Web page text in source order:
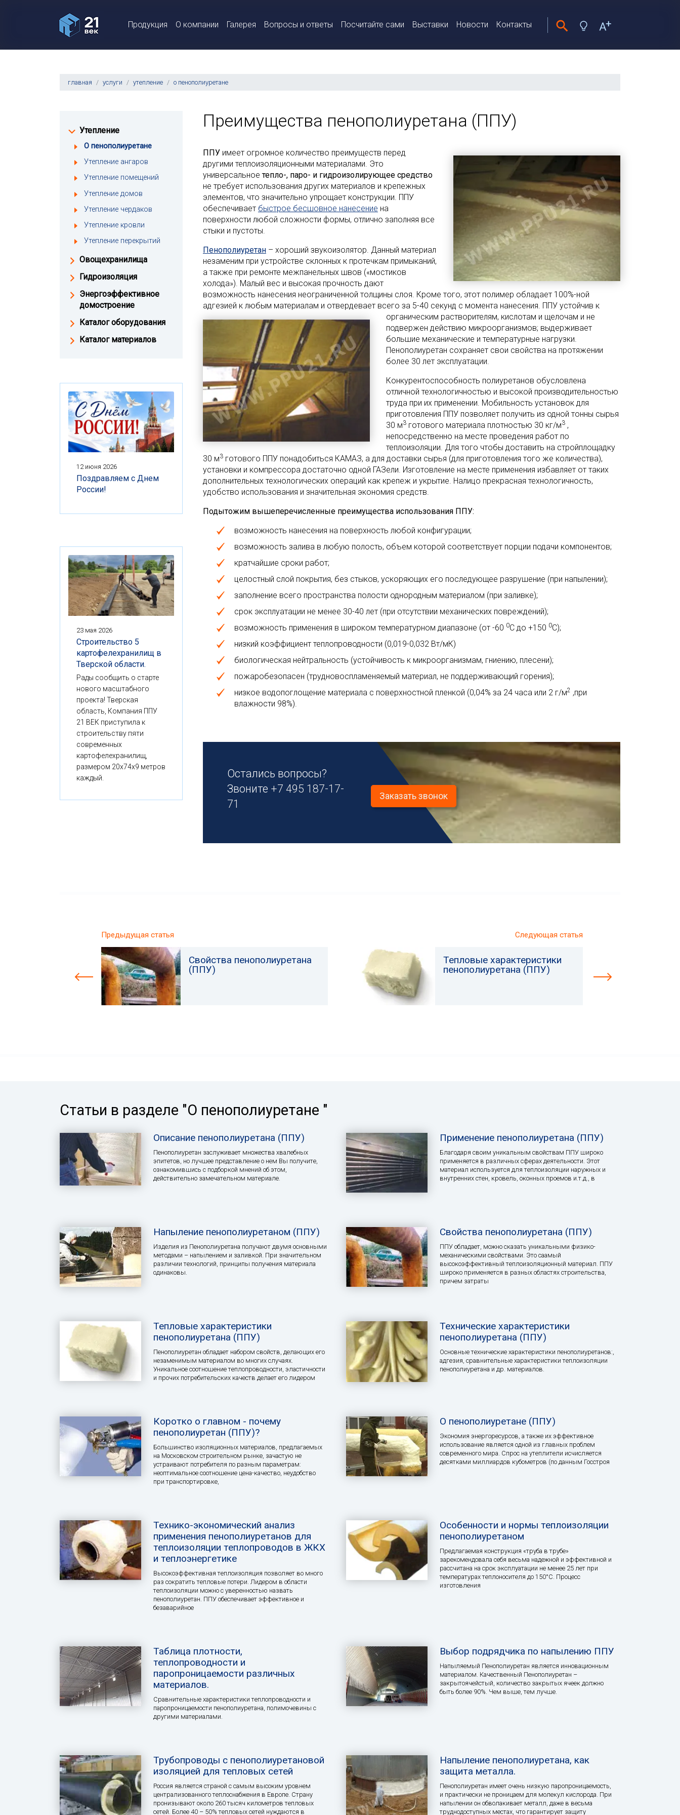
Продукция О компании Галерея Вопросы и ответы Посчитайте сами Выставки Новости Контакты
главная услуги утепление о пенополиуретане
Преимущества пенополиуретана (ППУ)
ППУ имеет огромное количество преимуществ перед
другими теплоизоляционными материалами. Это
универсальноетепло-, паро- и гидроизолирующее средство
не требует использования других материалов и крепежных
элементов, что значительно упрощает конструкции. ППУ
обеспечивает быстрое бесшовное нанесение на
поверхности любой сложности формы, отлично заполняя все
стыки и пустоты.
Пенополиуретан – хороший звукоизолятор. Данный материал
незаменим при устройстве склонных к протечкам примыканий,
а также при ремонте межпанельных швов («мостиков
холода»). Малый вес и высокая прочность дают
возможность нанесения неограниченной толщины слоя. Кроме того, этот полимер обладает 100%-ной
адгезией к любым материалам и отвердевает всего за 5-40 секунд с момента нанесения. ППУ устойчив к
органическим растворителям, кислотам и щелочам и не
подвержен действию микроорганизмов; выдерживает
большие механические и температурные нагрузки.
Пенополиуретан сохраняет свои свойства на протяжении
более 30 лет эксплуатации.
Конкурентоспособность полиуретанов обусловлена
отличной технологичностью и высокой производительностью
труда при их применении. Мобильность установок для
приготовления ППУ позволяет получить из одной тонны сырья
30 м3 готового материала плотностью 30 кг/м3 ,
непосредственно на месте проведения работ по
теплоизоляции. Для того чтобы доставить на стройплощадку
30 м3 готового ППУ понадобиться КАМАЗ, а для доставки сырья (для приготовления того же количества),
установки и компрессора достаточно одной ГАЗели. Изготовление на месте применения избавляет от таких
дополнительных технологических операций как крепеж и укрытие. Налицо прекрасная технологичность,
удобство использования и значительная экономия средств.
Подытожим вышеперечисленные преимущества использования ППУ:
возможность нанесения на поверхность любой конфигурации;
возможность залива в любую полость, объем которой соответствует порции подачи компонентов;
кратчайшие сроки работ;
целостный слой покрытия, без стыков, ускоряющих его последующее разрушение (при напылении);
заполнение всего пространства полости однородным материалом (при заливке);
срок эксплуатации не менее 30-40 лет (при отсутствии механических повреждений);
возможность применения в широком температурном диапазоне (от -60 0С до +150 0С);
низкий коэффициент теплопроводности (0,019-0,032 Вт/мК)
биологическая нейтральность (устойчивость к микроорганизмам, гниению, плесени);
пожаробезопасен (трудновоспламеняемый материал, не поддерживающий горения);
низкое водопоглощение материала с поверхностной пленкой (0,04% за 24 часа или 2 г/м2 ,при
влажности 98%).
Остались вопросы?
Звоните +7 495 187-17-
71
Заказать звонок
Утепление
О пенополиуретане
Утепление ангаров
Утепление помещений
Утепление домов
Утепление чердаков
Утепление кровли
Утепление перекрытий
Овощехранилища
Гидроизоляция
Энергоэффективное
домостроение
Каталог оборудования
Каталог материалов
12 июня 2026
Поздравляем с Днем
России!
23 мая 2026
Строительство 5
картофелехранилищ в
Тверской области.
Рады сообщить о старте
нового масштабного
проекта! Тверская
область, Компания ППУ
21 ВЕК приступила к
строительству пяти
современных
картофелехранилищ,
размером 20x74x9 метров
каждый.
Предыдущая статья
Свойства пенополиуретана
(ППУ)
Следующая статья
Тепловые характеристики
пенополиуретана (ППУ)
Статьи в разделе "О пенополиуретане "
Описание пенополиуретана (ППУ)
Пенополиуретан заслуживает множества хвалебных
эпитетов, но лучшее представление о нем Вы получите,
ознакомившись с подборкой мнений об этом,
действительно замечательном материале.
Применение пенополиуретана (ППУ)
Благодаря своим уникальным свойствам ППУ широко
применяется в различных сферах деятельности. Этот
материал используется для теплоизоляции наружных и
внутренних стен, кровель, оконных проемов и.т.д., в
Напыление пенополиуретаном (ППУ)
Изделия из Пенополиуретана получают двумя основными
методами – напылением и заливкой. При значительном
различии технологий, принципы получения материала
одинаковы.
Свойства пенополиуретана (ППУ)
ППУ обладает, можно сказать уникальными физико-
механическими свойствами. Это саамый
высокоэффективный теплоизоляционный материал. ППУ
широко применяется в разных областях строительства,
причем затраты
Тепловые характеристики
пенополиуретана (ППУ)
Пенополиуретан обладает набором свойств, делающих его
незаменимым материалом во многих случаях.
Уникальное соотношение теплопроводности, эластичности
и прочих потребительских качеств делает его лидером
Технические характеристики
пенополиуретана (ППУ)
Основные технические характеристики пенополиуретанов:,
aдгезия, сравнительные характеристики теплоизоляции
пенополиуретана и др. материалов.
Коротко о главном - почему
пенополиуретан (ППУ)?
Большинство изоляционных материалов, предлагаемых
на Московском строительном рынке, зачастую не
устраивают потребителя по разным параметрам:
неоптимальное соотношение цена-качество, неудобство
при транспортировке,
О пенополиуретане (ППУ)
Экономия энергоресурсов, а также их эффективное
использование является одной из главных проблем
современного мира. Спрос на утеплители исчисляется
десятками миллиардов кубометров (по данным Госстроя
Технико-экономический анализ
применения пенополиуретанов для
теплоизоляции теплопроводов в ЖКХ
и теплоэнергетике
Высокоэффективная теплоизоляция позволяет во много
раз сократить тепловые потери. Лидером в области
теплоизоляции можно с уверенностью назвать
пенополиуретан. ППУ обеспечивает эффективное и
безаварийное
Особенности и нормы теплоизоляции
пенополиуретаном
Предлагаемая конструкция «труба в трубе»
зарекомендовала себя весьма надежной и эффективной и
рассчитана на срок эксплуатации не менее 25 лет при
температурах теплоносителя до 150°С. Процесс
изготовления
Таблица плотности,
теплопроводности и
паропроницаемости различных
материалов.
Сравнительные характеристики теплопроводности и
паропроницаемости пенополиуретана, полимочевины с
другими материалами.
Выбор подрядчика по напылению ППУ
Напыляемый Пенополиуретан является инновационным
материалом. Качественный Пенополиуретан –
закрытоячейстый, количество закрытых ячеек должно
быть более 90%. Чем выше, тем лучше.
Трубопроводы с пенополиуретановой
изоляцией для тепловых сетей
Россия является страной с самым высоким уровнем
централизованного теплоснабжения в Европе. Страну
пронизывают около 260 тысяч километров тепловых
сетей. Более 40 – 50% тепловых сетей нуждаются в
Напыление пенополиуретана, как
защита металла.
Пенополиуретан имеет очень низкую паропроницаемость,
и практически не проницаем для молекул кислорода. При
напылении он обволакивает металл, даже в весьма
труднодоступных местах, что гарантирует защиту